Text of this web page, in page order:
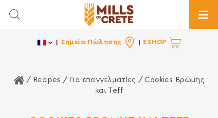
Toggle Search
Σημεία Πώλησης ESHOP
Home
/ Recipes / Για επαγγελματίες / Cookies Βρώμης
και Teff